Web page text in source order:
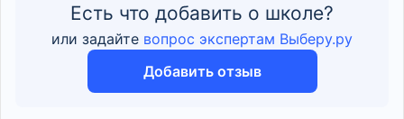
Есть что добавить о школе?
или задайте вопрос экспертам Выберу.ру
Добавить отзыв